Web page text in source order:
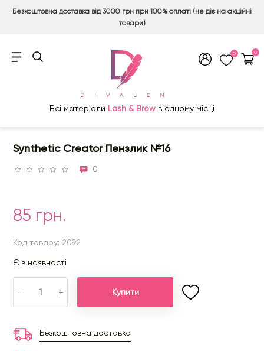
Безкоштовна доставка від 3000 грн при 100% оплаті (не діє на акційні
товари)
0 0
Всі матеріали Lash & Brow в одному місці
Synthetic Creator Пензлик №16
0
85 грн.
Код товару: 2092
Є в наявності
- + Купити
Безкоштовна доставка